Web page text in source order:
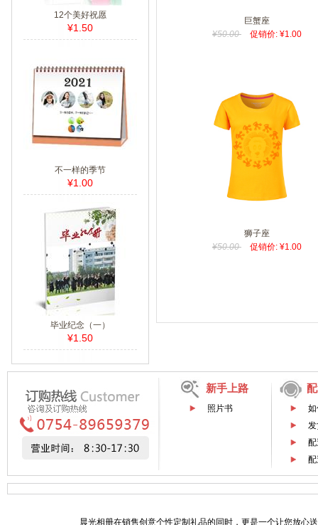
12个美好祝愿
¥1.50
不一样的季节
¥1.00
毕业纪念（一）
¥1.50
巨蟹座
¥50.00 促销价: ¥1.00
狮子座
¥50.00 促销价: ¥1.00
新手上路
照片书
晨光相册在销售创意个性定制礼品的同时，更是一个让您放心